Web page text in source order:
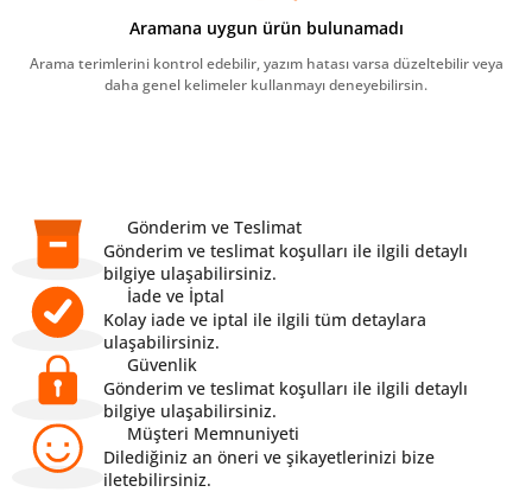
Aramana uygun ürün bulunamadı
Arama terimlerini kontrol edebilir, yazım hatası varsa düzeltebilir veya
daha genel kelimeler kullanmayı deneyebilirsin.
Gönderim ve Teslimat
Gönderim ve teslimat koşulları ile ilgili detaylı
bilgiye ulaşabilirsiniz.
İade ve İptal
Kolay iade ve iptal ile ilgili tüm detaylara
ulaşabilirsiniz.
Güvenlik
Gönderim ve teslimat koşulları ile ilgili detaylı
bilgiye ulaşabilirsiniz.
Müşteri Memnuniyeti
Dilediğiniz an öneri ve şikayetlerinizi bize
iletebilirsiniz.